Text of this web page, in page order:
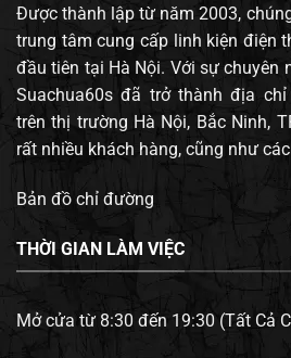
Được thành lập từ năm 2003,
trung tâm cung cấp linh kiện điện
đầu tiên tại Hà Nội. Với sự chuyên
Suachua60s đã trở thành địa
trên thị trường Hà Nội, Bắc Ninh,
rất nhiều khách hàng, cũng như
Bản đồ chỉ đường
THỜI GIAN LÀM VIỆC
Mở cửa từ 8:30 đến 19:30 (Tất Cả